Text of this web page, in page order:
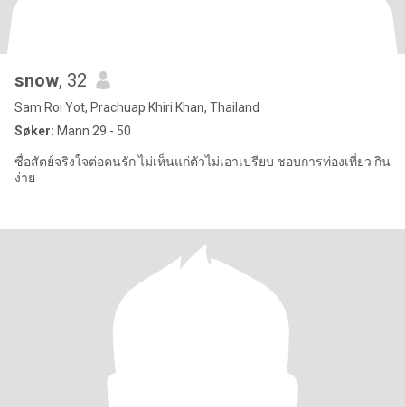
snow, 32
Sam Roi Yot, Prachuap Khiri Khan, Thailand
Søker: Mann 29 - 50
ซื่อสัตย์จริงใจต่อคนรัก ไม่เห็นแก่ตัวไม่เอาเปรียบ ชอบการท่องเที่ยว กิน
ง่าย